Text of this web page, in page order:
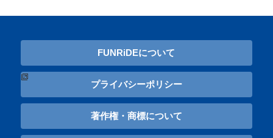
FUNRiDEについて
プライバシーポリシー
著作権・商標について